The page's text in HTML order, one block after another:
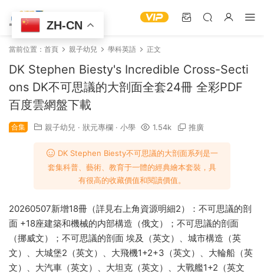
當前位置： 首頁 親子幼兒 學科英語 正文
DK Stephen Biesty's Incredible Cross-Secti
ons DK不可思議的大剖面全套24冊 全彩PDF
百度雲網盤下載
合集 親子幼兒 · 狀元專欄 · 小學 1.54k 推廣
DK Stephen Biesty不可思議的大剖面系列是一
套集科普、藝術、教育于一體的經典繪本套裝，具
有很高的收藏價值和閱讀價值。
20260507新增18冊（詳見右上角資源明細2）：不可思議的剖
面 +18座建築和機械的内部構造（俄文）；不可思議的剖面
（挪威文）；不可思議的剖面 埃及（英文）、城市構造（英
文）、大城堡2（英文）、大飛機1+2+3（英文）、大輪船（英
文）、大汽車（英文）、大坦克（英文）、大戰艦1+2（英文
ZH-CN